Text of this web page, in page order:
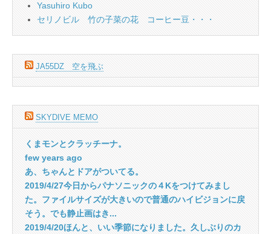
Yasuhiro Kubo
セリノビル 竹の子菜の花 コーヒー豆・・・
JA55DZ 空を飛ぶ
SKYDIVE MEMO
くまモンとクラッチーナ。
few years ago
あ、ちゃんとドアがついてる。
2019/4/27今日からパナソニックの４Kをつけてみまし
た。ファイルサイズが大きいので普通のハイビジョンに戻
そう。でも静止画はき...
2019/4/20ほんと、いい季節になりました。久しぶりのカ